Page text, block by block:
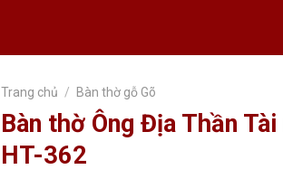
Trang chủ / Bàn thờ gỗ Gõ
Bàn thờ Ông Địa Thần
HT-362